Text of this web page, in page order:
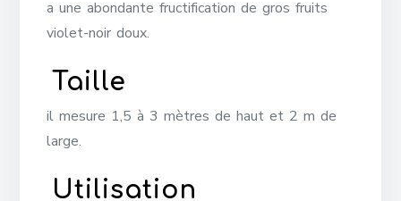
a une abondante fructification de gros fruits
violet-noir doux.
Taille
il mesure 1,5 à 3 mètres de haut et 2 m de
large.
Utilisation